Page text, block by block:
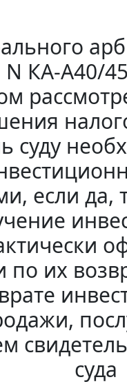
N КА-А40/
суду
если
по их
суда